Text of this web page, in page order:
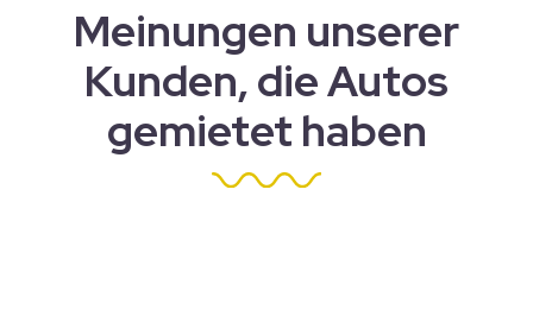
Meinungen unserer
Kunden, die Autos
gemietet haben